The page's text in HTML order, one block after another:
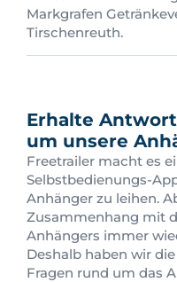
Markgrafen
Tirschenreuth.
Erhalte
um unsere
Freetrailer macht es
Selbstbedienungs-
Anhänger zu leihen.
Zusammenhang mit
Anhängers immer
Deshalb haben wir
Fragen rund um das